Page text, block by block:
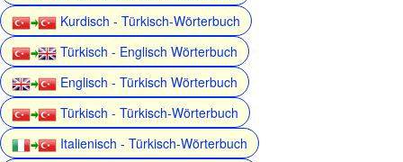
Kurdisch - Türkisch-Wörterbuch
Türkisch - Englisch Wörterbuch
Englisch - Türkisch Wörterbuch
Türkisch - Türkisch-Wörterbuch
Italienisch - Türkisch-Wörterbuch